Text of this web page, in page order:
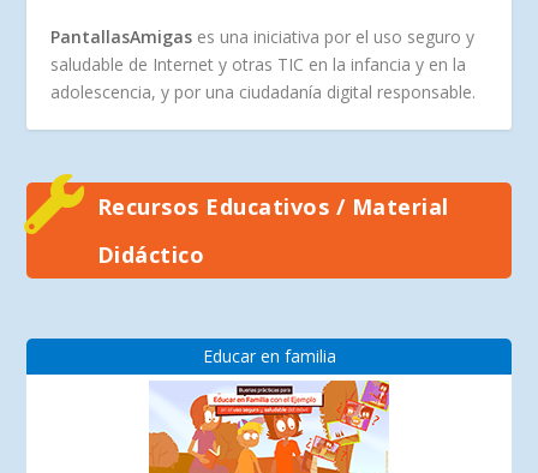
PantallasAmigas es una iniciativa por el uso seguro y
saludable de Internet y otras TIC en la infancia y en la
adolescencia, y por una ciudadanía digital responsable.
Recursos Educativos / Material
Didáctico
Educar en familia